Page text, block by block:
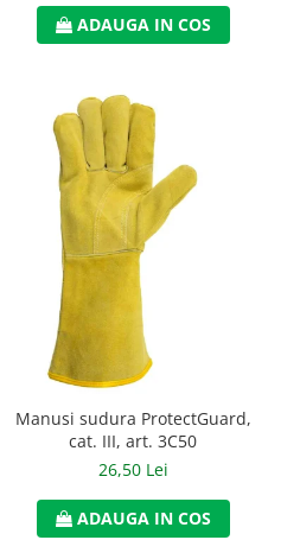
ADAUGA IN COS
Manusi sudura ProtectGuard,
cat. III, art. 3C50
26,50 Lei
ADAUGA IN COS